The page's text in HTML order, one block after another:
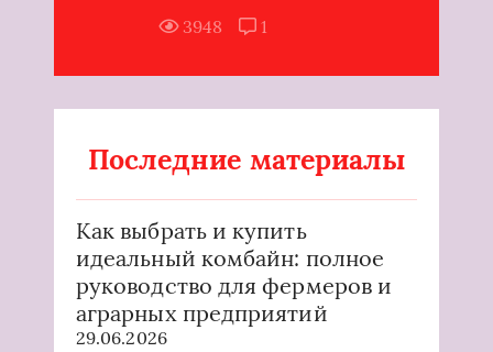
3948
1
Последние материалы
Как выбрать и купить
идеальный комбайн: полное
руководство для фермеров и
аграрных предприятий
29.06.2026